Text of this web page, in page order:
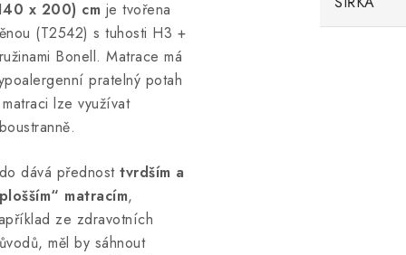
x 200) cm je tvořena
(T2542) s tuhosti H3 +
Bonell. Matrace má
pratelný potah
lze využívat
dává přednost tvrdším a
matracím,
ze zdravotních
měl by sáhnout